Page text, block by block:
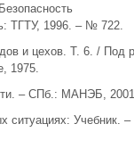
ТГТУ, 1996. – № 722.
и цехов. Т. 6. / Под
1975.
– СПб.: МАНЭБ,
ситуациях: Учебник.